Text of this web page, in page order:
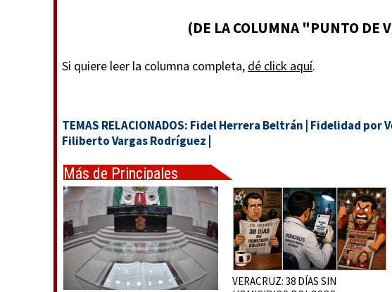
(DE LA COLUMNA "PUNTO DE
Si quiere leer la columna completa, dé click aquí.
TEMAS RELACIONADOS: Fidel Herrera Beltrán Fidelidad por
Filiberto Vargas Rodríguez
Más de Principales
VERACRUZ: 38 DÍAS SIN